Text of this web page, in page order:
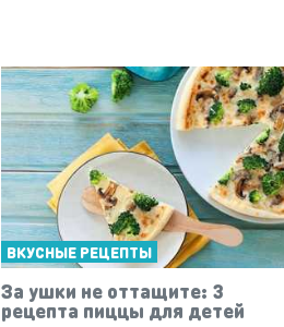
ВКУСНЫЕ РЕЦЕПТЫ
За ушки не оттащите: 3
рецепта пиццы для детей